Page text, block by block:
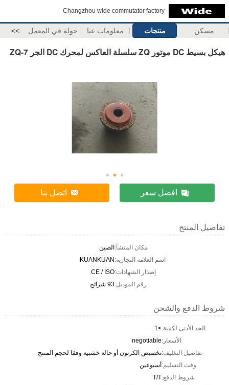
Changzhou wide commutator factory
مسكن منتجات معلومات عنا جولة في المعمل >>
هيكل بسيط DC موتور ZQ سلسلة العاكس لمحرك DC الجر ZQ-7
افضل سعر اتصل بنا
تفاصيل المنتج
مكان المنشأ:الصين
اسم العلامة التجارية:KUANKUAN
إصدار الشهادات:CE / ISO
رقم الموديل:93 شرائح
شروط الدفع والشحن
الحد الأدنى لكمية:≥1
الأسعار:negotiable
تفاصيل التغليف:تخصيص الكرتون أو حالة خشبية وفقا لحجم المنتج
وقت التسليم:أسبوعين
شروط الدفع:T/T